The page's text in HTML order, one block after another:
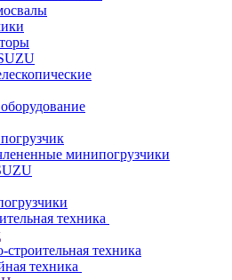
минипогрузчики
техника
техника
техника